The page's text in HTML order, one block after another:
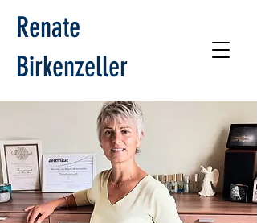
Renate
Birkenzeller